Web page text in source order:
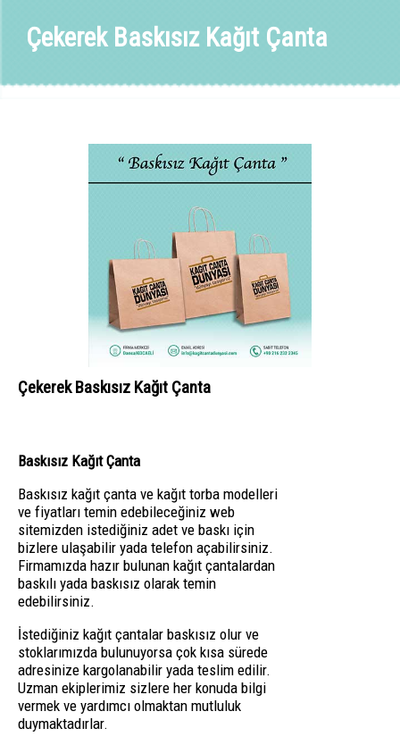
Çekerek Baskısız Kağıt Çanta
Çekerek Baskısız Kağıt Çanta
Baskısız Kağıt Çanta
Baskısız kağıt çanta ve kağıt torba modelleri
ve fiyatları temin edebileceğiniz web
sitemizden istediğiniz adet ve baskı için
bizlere ulaşabilir yada telefon açabilirsiniz.
Firmamızda hazır bulunan kağıt çantalardan
baskılı yada baskısız olarak temin
edebilirsiniz.
İstediğiniz kağıt çantalar baskısız olur ve
stoklarımızda bulunuyorsa çok kısa sürede
adresinize kargolanabilir yada teslim edilir.
Uzman ekiplerimiz sizlere her konuda bilgi
vermek ve yardımcı olmaktan mutluluk
duymaktadırlar.